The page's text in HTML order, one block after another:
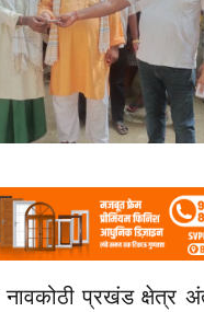
प्रखंड क्षेत्र